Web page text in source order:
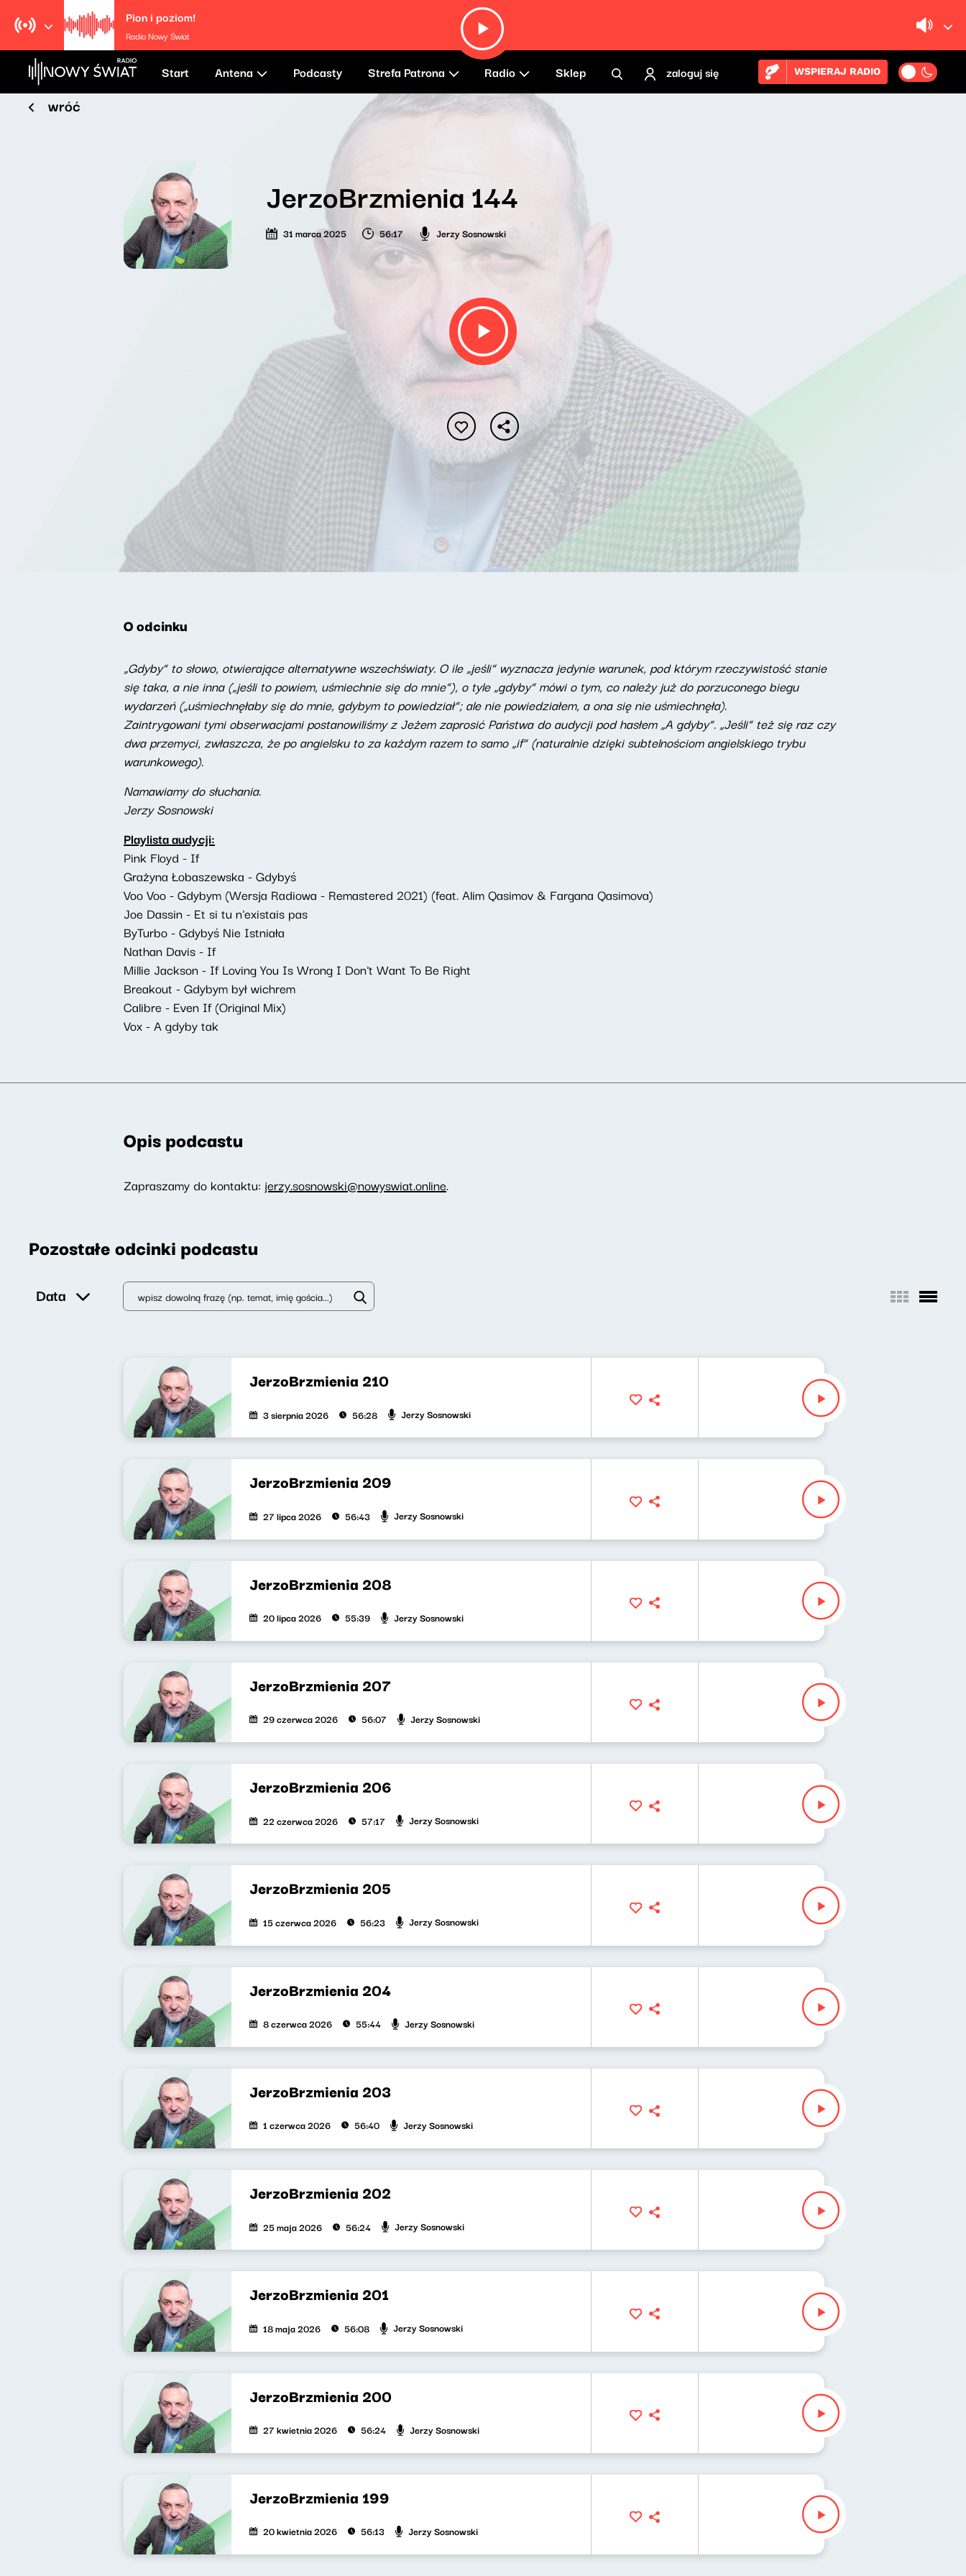
Pion i poziom!
Radio Nowy Świat
Start Antena Podcasty Strefa Patrona Radio Sklep zaloguj się WSPIERAJ RADIO
wróć
JerzoBrzmienia 144
31 marca 2025 56:17 Jerzy Sosnowski
O odcinku
„Gdyby” to słowo, otwierające alternatywne wszechświaty. O ile „jeśli” wyznacza jedynie warunek, pod którym rzeczywistość stanie
się taka, a nie inna („jeśli to powiem, uśmiechnie się do mnie”), o tyle „gdyby” mówi o tym, co należy już do porzuconego biegu
wydarzeń („uśmiechnęłaby się do mnie, gdybym to powiedział”; ale nie powiedziałem, a ona się nie uśmiechnęła).
Zaintrygowani tymi obserwacjami postanowiliśmy z Jeżem zaprosić Państwa do audycji pod hasłem „A gdyby”. „Jeśli” też się raz czy
dwa przemyci, zwłaszcza, że po angielsku to za każdym razem to samo „if” (naturalnie dzięki subtelnościom angielskiego trybu
warunkowego).
Namawiamy do słuchania.
Jerzy Sosnowski
Playlista audycji:
Pink Floyd - If
Grażyna Łobaszewska - Gdybyś
Voo Voo - Gdybym (Wersja Radiowa - Remastered 2021) (feat. Alim Qasimov & Fargana Qasimova)
Joe Dassin - Et si tu n'existais pas
ByTurbo - Gdybyś Nie Istniała
Nathan Davis - If
Millie Jackson - If Loving You Is Wrong I Don't Want To Be Right
Breakout - Gdybym był wichrem
Calibre - Even If (Original Mix)
Vox - A gdyby tak
Opis podcastu
Zapraszamy do kontaktu: jerzy.sosnowski@nowyswiat.online.
Pozostałe odcinki podcastu
Data
JerzoBrzmienia 210
3 sierpnia 2026 56:28 Jerzy Sosnowski
JerzoBrzmienia 209
27 lipca 2026 56:43 Jerzy Sosnowski
JerzoBrzmienia 208
20 lipca 2026 55:39 Jerzy Sosnowski
JerzoBrzmienia 207
29 czerwca 2026 56:07 Jerzy Sosnowski
JerzoBrzmienia 206
22 czerwca 2026 57:17 Jerzy Sosnowski
JerzoBrzmienia 205
15 czerwca 2026 56:23 Jerzy Sosnowski
JerzoBrzmienia 204
8 czerwca 2026 55:44 Jerzy Sosnowski
JerzoBrzmienia 203
1 czerwca 2026 56:40 Jerzy Sosnowski
JerzoBrzmienia 202
25 maja 2026 56:24 Jerzy Sosnowski
JerzoBrzmienia 201
18 maja 2026 56:08 Jerzy Sosnowski
JerzoBrzmienia 200
27 kwietnia 2026 56:24 Jerzy Sosnowski
JerzoBrzmienia 199
20 kwietnia 2026 56:13 Jerzy Sosnowski